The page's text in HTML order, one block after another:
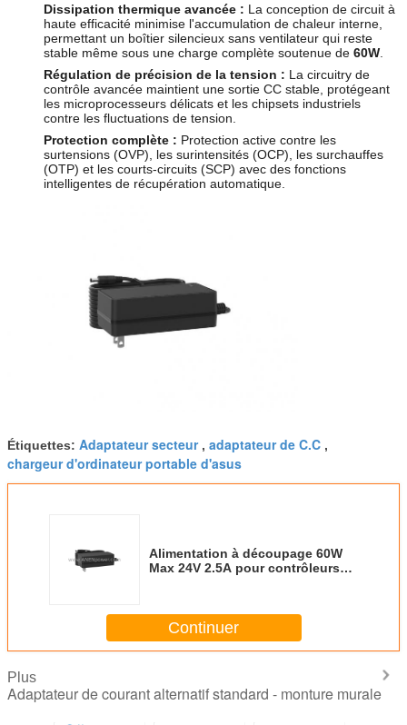
Dissipation thermique avancée : La conception de circuit à
haute efficacité minimise l'accumulation de chaleur interne,
permettant un boîtier silencieux sans ventilateur qui reste
stable même sous une charge complète soutenue de 60W
Régulation de précision de la tension : La circuitry de
contrôle avancée maintient une sortie CC stable, protégeant
les microprocesseurs délicats et les chipsets industriels
contre les fluctuations de tension.
Protection complète : Protection active contre les
surtensions (OVP), les surintensités (OCP), les surchauffes
(OTP) et les courts-circuits (SCP) avec des fonctions
intelligentes de récupération automatique.
Étiquettes: Adaptateur secteur, adaptateur de C.C ,
chargeur d'ordinateur portable d'asus
Alimentation à découpage 60W
Max 24V 2.5A pour contrôleurs
Continuer
Plus
Adaptateur de courant alternatif standard - monture murale